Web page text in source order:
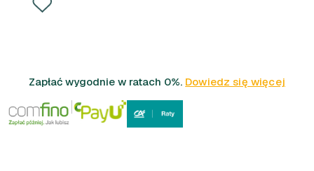
Zapłać wygodnie w ratach 0%. Dowiedz się więcej